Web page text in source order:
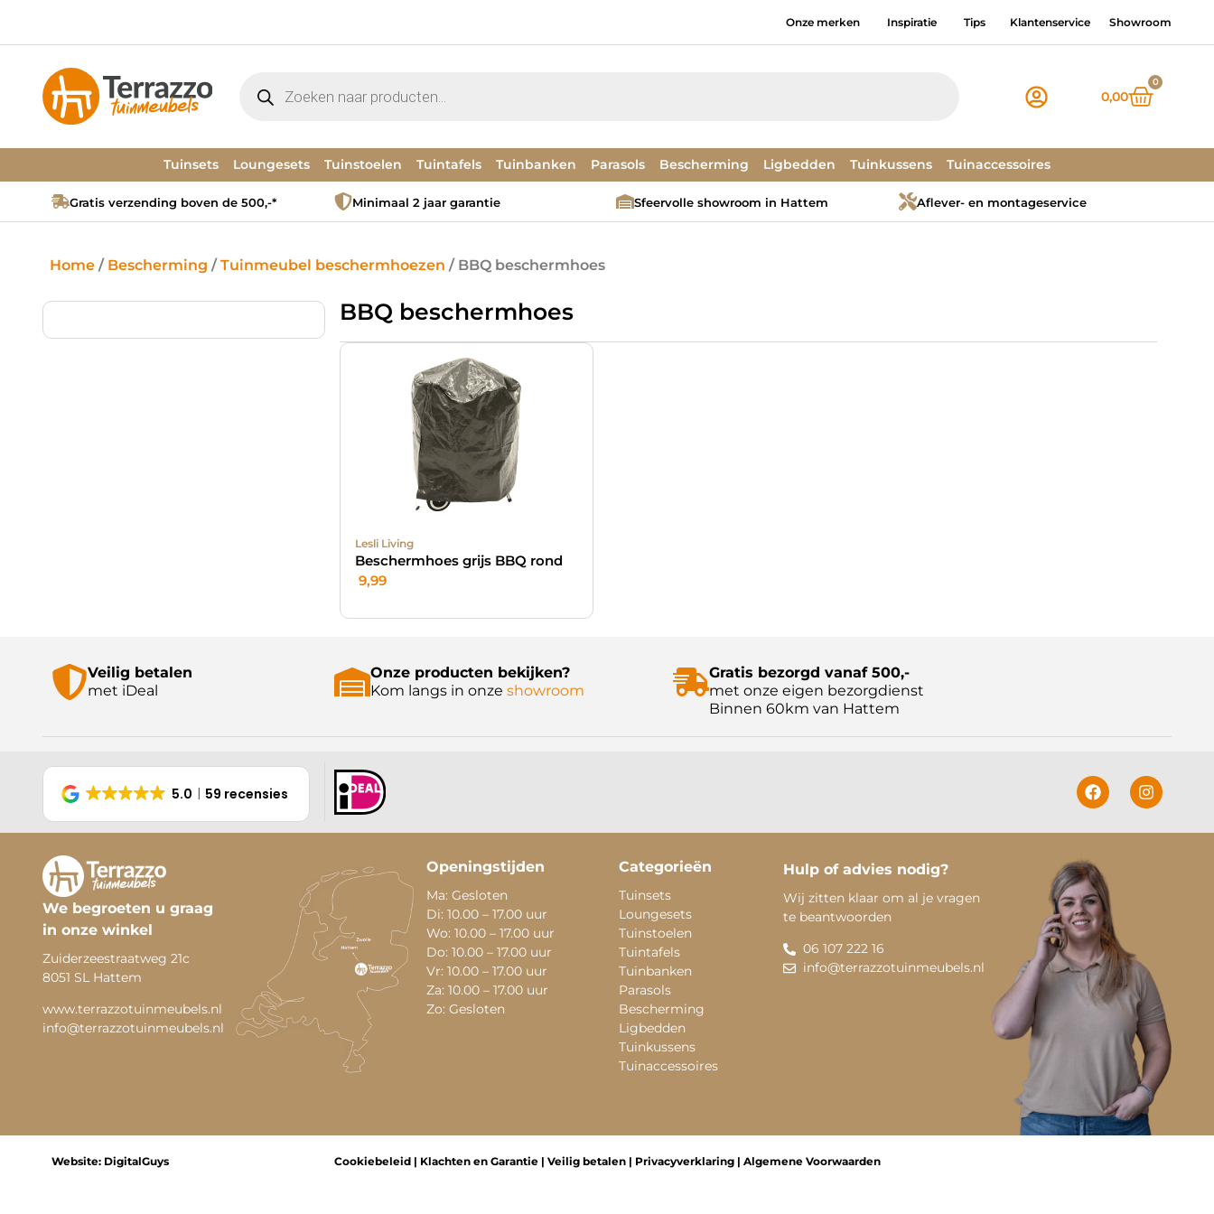
Onze merken Inspiratie Tips Klantenservice Showroom
0,00
0
Tuinsets Loungesets Tuinstoelen Tuintafels Tuinbanken Parasols Bescherming Ligbedden Tuinkussens Tuinaccessoires
Gratis verzending boven de 500,-* Minimaal 2 jaar garantie Sfeervolle showroom in Hattem Aflever- en montageservice
Home / Bescherming /Tuinmeubel beschermhoezen / BBQ beschermhoes
BBQ beschermhoes
Lesli Living
Beschermhoes grijs BBQ rond
9,99
Veilig betalen
met iDeal
Onze producten bekijken?
Kom langs in onze showroom
Gratis bezorgd vanaf 500,-
met onze eigen bezorgdienst
Binnen 60km van Hattem
5.0 59 recensies
We begroeten u graag
in onze winkel
Zuiderzeestraatweg 21c
8051 SL Hattem
www.terrazzotuinmeubels.nl
info@terrazzotuinmeubels.nl
Openingstijden
Ma: Gesloten
Di: 10.00 – 17.00 uur
Wo: 10.00 – 17.00 uur
Do: 10.00 – 17.00 uur
Vr: 10.00 – 17.00 uur
Za: 10.00 – 17.00 uur
Zo: Gesloten
Categorieën
Tuinsets
Loungesets
Tuinstoelen
Tuintafels
Tuinbanken
Parasols
Bescherming
Ligbedden
Tuinkussens
Tuinaccessoires
Hulp of advies nodig?
Wij zitten klaar om al je vragen
te beantwoorden
06 107 222 16
info@terrazzotuinmeubels.nl
Website: DigitalGuys Cookiebeleid| Klachten en Garantie| Veilig betalen| Privacyverklaring| Algemene Voorwaarden